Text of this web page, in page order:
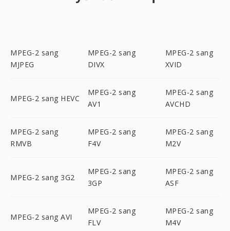
MPEG-2 sang
MJPEG
MPEG-2 sang
DIVX
MPEG-2 sang
XVID
MPEG-2 sang HEVC
MPEG-2 sang
AV1
MPEG-2 sang
AVCHD
MPEG-2 sang
RMVB
MPEG-2 sang
F4V
MPEG-2 sang
M2V
MPEG-2 sang 3G2
MPEG-2 sang
3GP
MPEG-2 sang
ASF
MPEG-2 sang AVI
MPEG-2 sang
FLV
MPEG-2 sang
M4V